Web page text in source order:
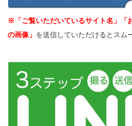
※「ご覧いただいているサイト名」「
の画像」 を送信していただけるとスム